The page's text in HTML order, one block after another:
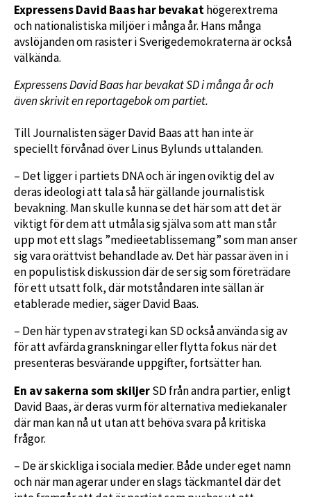
Expressens David Baas har bevakathögerextrema
och nationalistiska miljöer i många år. Hans många
avslöjanden om rasister i Sverigedemokraterna är också
välkända.
Expressens David Baas har bevakat SD i många år och
även skrivit en reportagebok om partiet.
Till Journalisten säger David Baas att han inte är
speciellt förvånad över Linus Bylunds uttalanden.
– Det ligger i partiets DNA och är ingen oviktig del av
deras ideologi att tala så här gällande journalistisk
bevakning. Man skulle kunna se det här som att det är
viktigt för dem att utmåla sig själva som att man står
upp mot ett slags ”medieetablissemang” som man anser
sig vara orättvist behandlade av. Det här passar även in i
en populistisk diskussion där de ser sig som företrädare
för ett utsatt folk, där motståndaren inte sällan är
etablerade medier, säger David Baas.
– Den här typen av strategi kan SD också använda sig av
för att avfärda granskningar eller flytta fokus när det
presenteras besvärande uppgifter, fortsätter han.
En av sakerna som skiljerSD från andra partier, enligt
David Baas, är deras vurm för alternativa mediekanaler
där man kan nå ut utan att behöva svara på kritiska
frågor.
– De är skickliga i sociala medier. Både under eget namn
och när man agerar under en slags täckmantel där det